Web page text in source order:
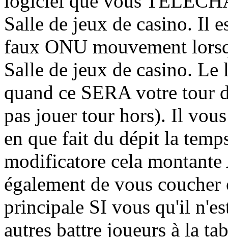
Salle de jeux de casino. Il
faux ONU mouvement
Salle de jeux de casino.
quand ce SERA votre tour
pas jouer tour hors). Il
en que fait du dépit la
modificatore cela
également de vous
principale SI vous qu'il
autres battre joueurs à la